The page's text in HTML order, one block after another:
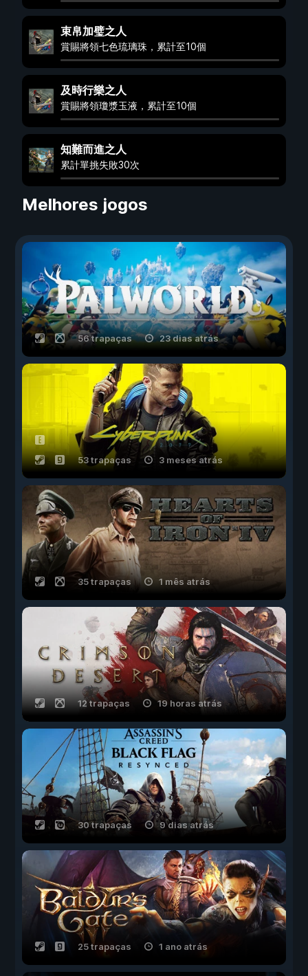
束帛加璧之人
賞賜將領七色琉璃珠，累計至10個
及時行樂之人
賞賜將領瓊漿玉液，累計至10個
知難而進之人
累計單挑失敗30次
Melhores jogos
56 trapaças 23 dias atrás
53 trapaças 3 meses atrás
35 trapaças 1 mês atrás
12 trapaças 19 horas atrás
30 trapaças 9 dias atrás
25 trapaças 1 ano atrás